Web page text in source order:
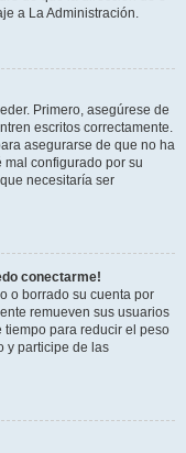
a La Administración.
Primero, asegúrese de
escritos correctamente.
asegurarse de que no ha
mal configurado por su
necesitaría ser
conectarme!
o borrado su cuenta por
remueven sus usuarios
para reducir el peso
y participe de las